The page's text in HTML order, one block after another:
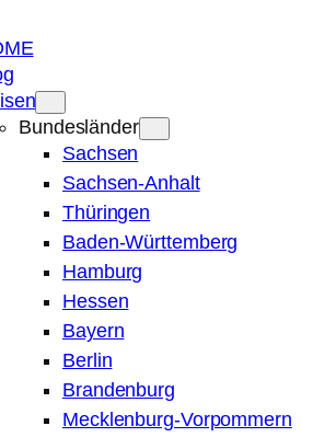
Bundesländer
Sachsen
Sachsen-Anhalt
Thüringen
Baden-Württemberg
Hamburg
Hessen
Bayern
Berlin
Brandenburg
Mecklenburg-Vorpommern